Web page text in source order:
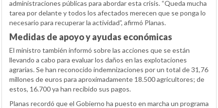
administraciones públicas para abordar esta crisis. “Queda mucha
tarea por delante y todos los afectados merecen que se ponga lo
necesario para recuperar la actividad”, afirmó Planas.
Medidas de apoyo y ayudas económicas
El ministro también informó sobre las acciones que se están
llevando a cabo para evaluar los daños en las explotaciones
agrarias. Se han reconocido indemnizaciones por un total de 31,76
millones de euros para aproximadamente 18.500 agricultores; de
estos, 16.700 ya han recibido sus pagos.
Planas recordó que el Gobierno ha puesto en marcha un programa